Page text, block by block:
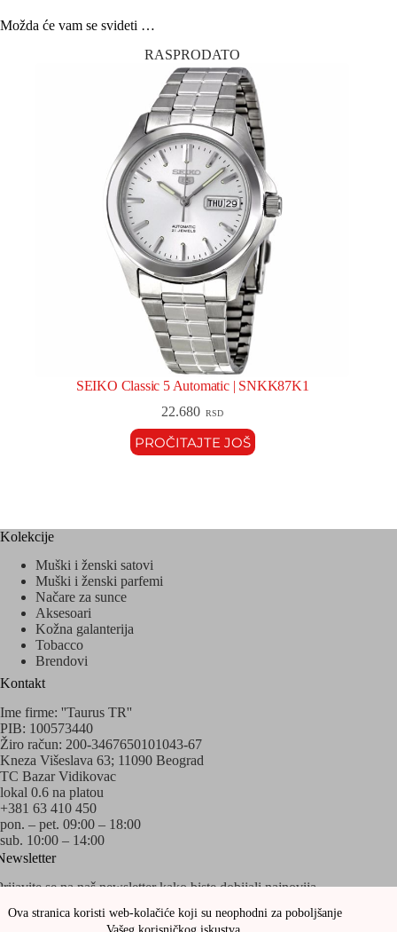
Ova stranica koristi web-kolačiće koji su neophodni za poboljšanje
Možda će vam se svideti …
RASPRODATO
SEIKO Classic 5 Automatic | SNKK87K1
22.680 RSD
PROČITAJTE JOŠ
Kolekcije
Muški i ženski satovi
Muški i ženski parfemi
Načare za sunce
Aksesoari
Kožna galanterija
Tobacco
Brendovi
Kontakt
Ime firme: ''Taurus TR''
PIB: 100573440
Žiro račun: 200-3467650101043-67
Kneza Višeslava 63; 11090 Beograd
TC Bazar Vidikovac
lokal 0.6 na platou
+381 63 410 450
pon. – pet. 09:00 – 18:00
sub. 10:00 – 14:00
se na naš newsletter kako biste dobijali najnovija